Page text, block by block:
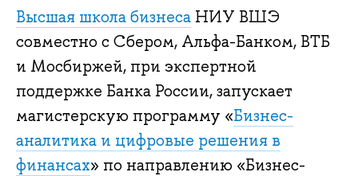
Высшая школа бизнеса НИУ ВШЭ
совместно с Сбером, Альфа-Банком, ВТБ
и Мосбиржей, при экспертной
поддержке Банка России, запускает
магистерскую программу «Бизнес-
аналитика и цифровые решения в
финансах» по направлению «Бизнес-